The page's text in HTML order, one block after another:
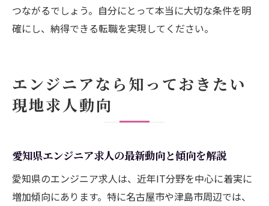
つながるでしょう。自分にとって本当に大切な条件を明
確にし、納得できる転職を実現してください。
エンジニアなら知っておきたい
現地求人動向
愛知県エンジニア求人の最新動向と傾向を解説
愛知県のエンジニア求人は、近年IT分野を中心に着実に
増加傾向にあります。特に名古屋市や津島市周辺では、